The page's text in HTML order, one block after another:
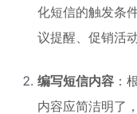
化短信的触发条
议提醒、促销活
编写短信内容 ：
内容应简洁明了